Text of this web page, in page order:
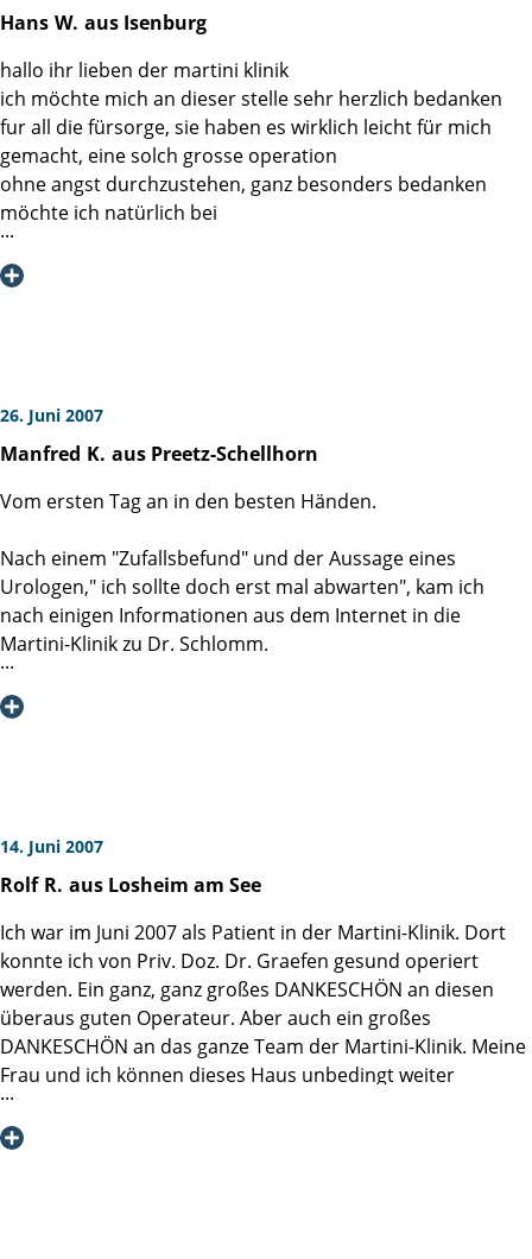
Dem gesamten Team der Martiniklinik wünsche ich
weiterhin viel Erfolg und Anerkennung auf Ihrem Weg
zur internationalen Spitze auf Ihrem Sektor
Udo Kürbel
Hans W. aus Isenburg
hallo ihr lieben der martini klinik
ich möchte mich an dieser stelle sehr herzlich bedanken
fur all die fürsorge, sie haben es wirklich leicht für mich
gemacht, eine solch grosse operation
ohne angst durchzustehen, ganz besonders bedanken
möchte ich natürlich bei
herrn dr. schlomm
ich werde am montag 2.7. exakt 6 wochen nach der op
26. Juni 2007
Manfred K. aus Preetz-Schellhorn
Vom ersten Tag an in den besten Händen.
Nach einem "Zufallsbefund" und der Aussage eines
Urologen," ich sollte doch erst mal abwarten", kam ich
nach einigen Informationen aus dem Internet in die
Martini-Klinik zu Dr. Schlomm.
Nach dem ersten ausführlichen Vorgespräch hatte ich
sofort vollstes Vertrauen und fühlte mich in guten Händen.
Aufenthaltes vom 28.05.-03.06.07 sehr viel Kraft gegeben
und einen angstfreien Aufenthalt ermöglicht. Da ich in
meinem familiären Umfeld und im Bekannenkreis nicht der
einzige mit der Diagnose Protatakrebs bin und somit
andere Krankheitsverläufe kenne, bin ich froh in der
Martini-Klinik operiert worden zu sein, denn meine
Operation ist bestens verlaufen und dafür hier noch einmal
vielen Dank an Herrn Dr. Schlomm.
Meine Frau und ich können diese Klinik nur weiter
empfehlen und jedem sagen:
" Der weiteste Weg lohnt sich dorthin zu fahren!"
14. Juni 2007
Rolf R. aus Losheim am See
Ich war im Juni 2007 als Patient in der Martini-Klinik. Dort
konnte ich von Priv. Doz. Dr. Graefen gesund operiert
werden. Ein ganz, ganz großes DANKESCHÖN an diesen
überaus guten Operateur. Aber auch ein großes
DANKESCHÖN an das ganze Team der Martini-Klinik. Meine
Frau und ich können dieses Haus unbedingt weiter
empfehlen. Es hat uns an nichts gefehlt und wir konnten
die ruhige Atmosphäre sehr gut genießen. Kein Stress,